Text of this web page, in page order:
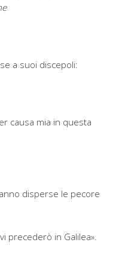
a suoi discepoli:
causa mia in questa
disperse le pecore
precederò in Galilea».